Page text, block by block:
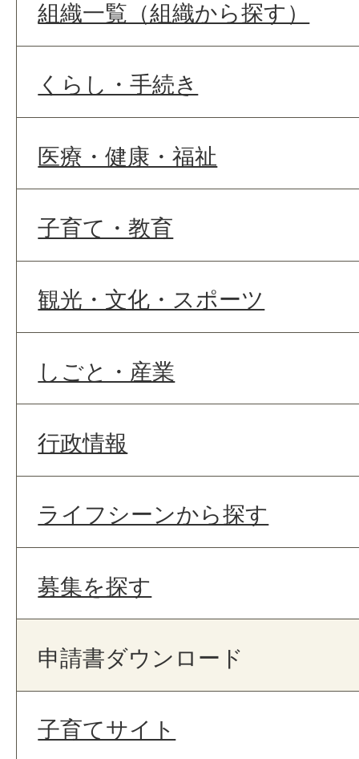
組織一覧（組織から探す）
くらし・手続き
医療・健康・福祉
子育て・教育
観光・文化・スポーツ
しごと・産業
行政情報
ライフシーンから探す
募集を探す
申請書ダウンロード
子育てサイト